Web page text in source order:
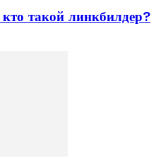
такой линкбилдер?